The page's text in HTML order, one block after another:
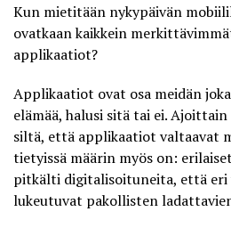
Kun mietitään nykypäivän
ovatkaan kaikkein
applikaatiot?
Applikaatiot ovat osa meidän
elämää, halusi sitä tai ei.
siltä, että applikaatiot valtaavat
tietyissä määrin myös on:
pitkälti digitalisoituneita, että
lukeutuvat pakollisten